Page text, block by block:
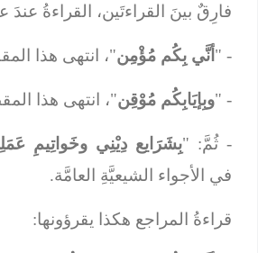
فارِقٌ بينَ القراءتَين، القراءةُ عندَ
- "أنَّي بِكُم مُؤْمِن"، انتهى هذا
- "وبِإيَابِكُم مُوْقِن"، انتهى هذا
- ثُمَّ: "بِشَرَايع دِيْنِي وخَواتِيمِ
في الأجواء الشيعيَّةِ العامَّة.
قراءةُ المراجع هكذا يقرؤونها: